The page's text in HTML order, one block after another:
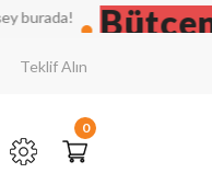
Teklif Alın
0